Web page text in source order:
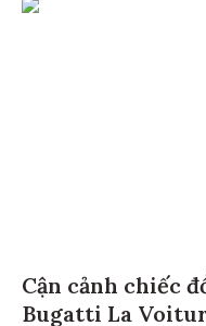
Cận cảnh chiếc
Bugatti La